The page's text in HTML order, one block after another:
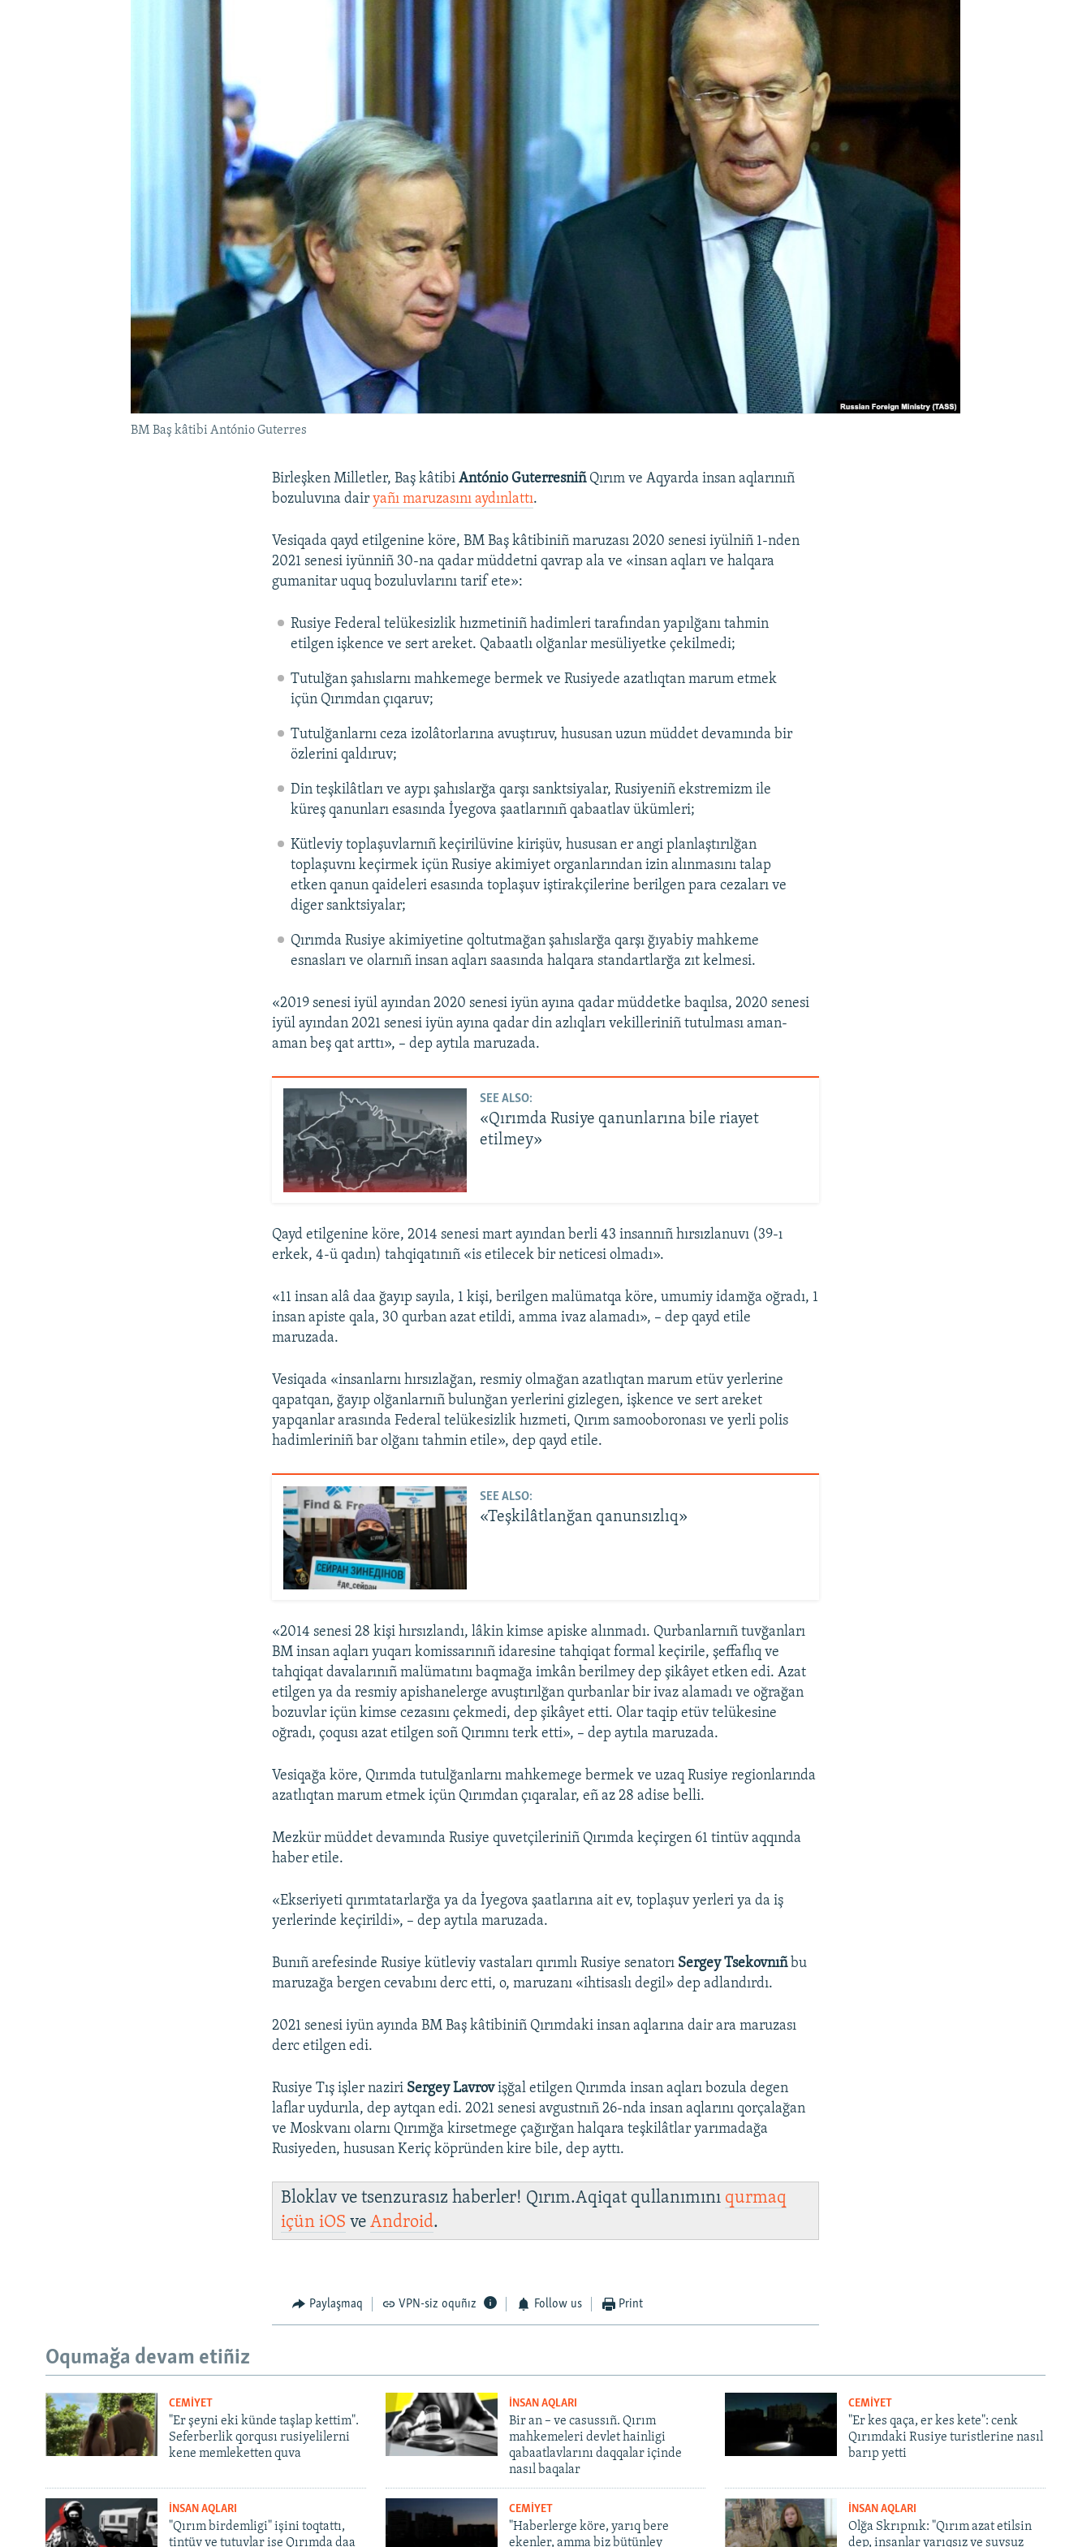
BM Baş kâtibi António Guterres
Birleşken Milletler, Baş kâtibiAntónio GuterresniñQırım ve Aqyarda insan aqlarınıñ
bozuluvına dairyañı maruzasını aydınlattı.
Vesiqada qayd etilgenine köre, BM Baş kâtibiniñ maruzası 2020 senesi iyülniñ 1-nden
2021 senesi iyünniñ 30-na qadar müddetni qavrap ala ve «insan aqları ve halqara
gumanitar uquq bozuluvlarını tarif ete»:
Rusiye Federal telükesizlik hızmetiniñ hadimleri tarafından yapılğanı tahmin
etilgen işkence ve sert areket. Qabaatlı olğanlar mesüliyetke çekilmedi;
Tutulğan şahıslarnı mahkemege bermek ve Rusiyede azatlıqtan marum etmek
içün Qırımdan çıqaruv;
Tutulğanlarnı ceza izolâtorlarına avuştıruv, hususan uzun müddet devamında bir
özlerini qaldıruv;
Din teşkilâtları ve aypı şahıslarğa qarşı sanktsiyalar, Rusiyeniñ ekstremizm ile
küreş qanunları esasında İyegova şaatlarınıñ qabaatlav ükümleri;
Kütleviy toplaşuvlarnıñ keçirilüvine kirişüv, hususan er angi planlaştırılğan
toplaşuvnı keçirmek içün Rusiye akimiyet organlarından izin alınmasını talap
etken qanun qaideleri esasında toplaşuv iştirakçilerine berilgen para cezaları ve
diger sanktsiyalar;
Qırımda Rusiye akimiyetine qoltutmağan şahıslarğa qarşı ğıyabiy mahkeme
esnasları ve olarnıñ insan aqları saasında halqara standartlarğa zıt kelmesi.
«2019 senesi iyül ayından 2020 senesi iyün ayına qadar müddetke baqılsa, 2020 senesi
iyül ayından 2021 senesi iyün ayına qadar din azlıqları vekilleriniñ tutulması aman-
aman beş qat arttı», – dep aytıla maruzada.
SEE ALSO:
«Qırımda Rusiye qanunlarına bile riayet
etilmey»
Qayd etilgenine köre, 2014 senesi mart ayından berli 43 insannıñ hırsızlanuvı (39-ı
erkek, 4-ü qadın) tahqiqatınıñ «is etilecek bir neticesi olmadı».
«11 insan alâ daa ğayıp sayıla, 1 kişi, berilgen malümatqa köre, umumiy idamğa oğradı, 1
insan apiste qala, 30 qurban azat etildi, amma ivaz alamadı», – dep qayd etile
maruzada.
Vesiqada «insanlarnı hırsızlağan, resmiy olmağan azatlıqtan marum etüv yerlerine
qapatqan, ğayıp olğanlarnıñ bulunğan yerlerini gizlegen, işkence ve sert areket
yapqanlar arasında Federal telükesizlik hızmeti, Qırım samooboronası ve yerli polis
hadimleriniñ bar olğanı tahmin etile», dep qayd etile.
SEE ALSO:
«Teşkilâtlanğan qanunsızlıq»
«2014 senesi 28 kişi hırsızlandı, lâkin kimse apiske alınmadı. Qurbanlarnıñ tuvğanları
BM insan aqları yuqarı komissarınıñ idaresine tahqiqat formal keçirile, şeffaflıq ve
tahqiqat davalarınıñ malümatını baqmağa imkân berilmey dep şikâyet etken edi. Azat
etilgen ya da resmiy apishanelerge avuştırılğan qurbanlar bir ivaz alamadı ve oğrağan
bozuvlar içün kimse cezasını çekmedi, dep şikâyet etti. Olar taqip etüv telükesine
oğradı, çoqusı azat etilgen soñ Qırımnı terk etti», – dep aytıla maruzada.
Vesiqağa köre, Qırımda tutulğanlarnı mahkemege bermek ve uzaq Rusiye regionlarında
azatlıqtan marum etmek içün Qırımdan çıqaralar, eñ az 28 adise belli.
Mezkür müddet devamında Rusiye quvetçileriniñ Qırımda keçirgen 61 tintüv aqqında
haber etile.
«Ekseriyeti qırımtatarlarğa ya da İyegova şaatlarına ait ev, toplaşuv yerleri ya da iş
yerlerinde keçirildi», – dep aytıla maruzada.
Bunıñ arefesinde Rusiye kütleviy vastaları qırımlı Rusiye senatorı Sergey Tsekovnıñ bu
maruzağa bergen cevabını derc etti, o, maruzanı «ihtisaslı degil» dep adlandırdı.
2021 senesi iyün ayında BM Baş kâtibiniñ Qırımdaki insan aqlarına dair ara maruzası
derc etilgen edi.
Rusiye Tış işler naziri Sergey Lavrovişğal etilgen Qırımda insan aqları bozula degen
laflar uydurıla, dep aytqan edi. 2021 senesi avgustnıñ 26-nda insan aqlarını qorçalağan
ve Moskvanı olarnı Qırımğa kirsetmege çağırğan halqara teşkilâtlar yarımadağa
Rusiyeden, hususan Keriç köpründen kire bile, dep ayttı.
Bloklav ve tsenzurasız haberler! Qırım.Aqiqat qullanımını qurmaq
içüniOS veAndroid.
Paylaşmaq VPN-siz oquñız Follow us Print
Oqumağa devam etiñiz
CEMİYET
"Er şeyni eki künde taşlap kettim".
Seferberlik qorqusı rusiyelilerni
kene memleketten quva
İNSAN AQLARI
Bir an – ve casussıñ. Qırım
mahkemeleri devlet hainligi
qabaatlavlarını daqqalar içinde
nasıl baqalar
CEMİYET
"Er kes qaça, er kes kete": cenk
Qırımdaki Rusiye turistlerine nasıl
barıp yetti
İNSAN AQLARI
"Qırım birdemligi" işini toqtattı,
tintüv ve tutuvlar ise Qırımda daa
CEMİYET
"Haberlerge köre, yarıq bere
ekenler, amma biz bütünley
İNSAN AQLARI
Olğa Skrıpnık: "Qırım azat etilsin
dep, insanlar yarıqsız ve suvsuz